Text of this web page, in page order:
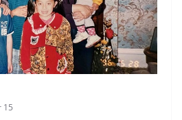
15